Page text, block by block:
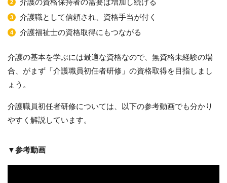
介護の資格保持者の需要は増加し続ける
介護職として信頼され、資格手当が付く
介護福祉士の資格取得にもつながる
介護の基本を学ぶには最適な資格なので、無資格未経験の場
合、がまず「介護職員初任者研修」の資格取得を目指しまし
ょう。
介護職員初任者研修については、以下の参考動画でも分かり
やすく解説しています。
▼参考動画